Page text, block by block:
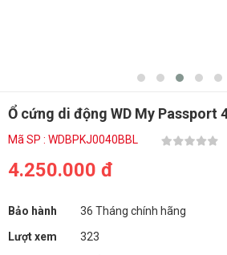
Ổ cứng di động WD My Passport
Mã SP : WDBPKJ0040BBL
4.250.000 đ
Bảo hành
36 Tháng chính hãng
Lượt xem
323